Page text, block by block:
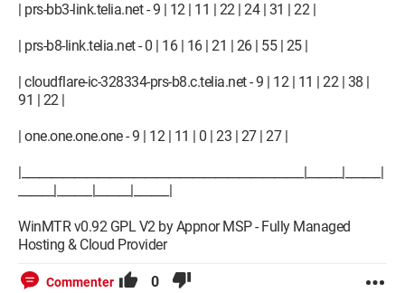
| prs-bb3-link.telia.net - 9 | 12 | 11 | 22 | 24 | 31 | 22 |
| prs-b8-link.telia.net - 0 | 16 | 16 | 21 | 26 | 55 | 25 |
| cloudflare-ic-328334-prs-b8.c.telia.net - 9 | 12 | 11 | 22 | 38 |
91 | 22 |
| one.one.one.one - 9 | 12 | 11 | 0 | 23 | 27 | 27 |
|________________________________________________|______|______|
______|______|______|______|
WinMTR v0.92 GPL V2 by Appnor MSP - Fully Managed
Hosting & Cloud Provider
Commenter 0